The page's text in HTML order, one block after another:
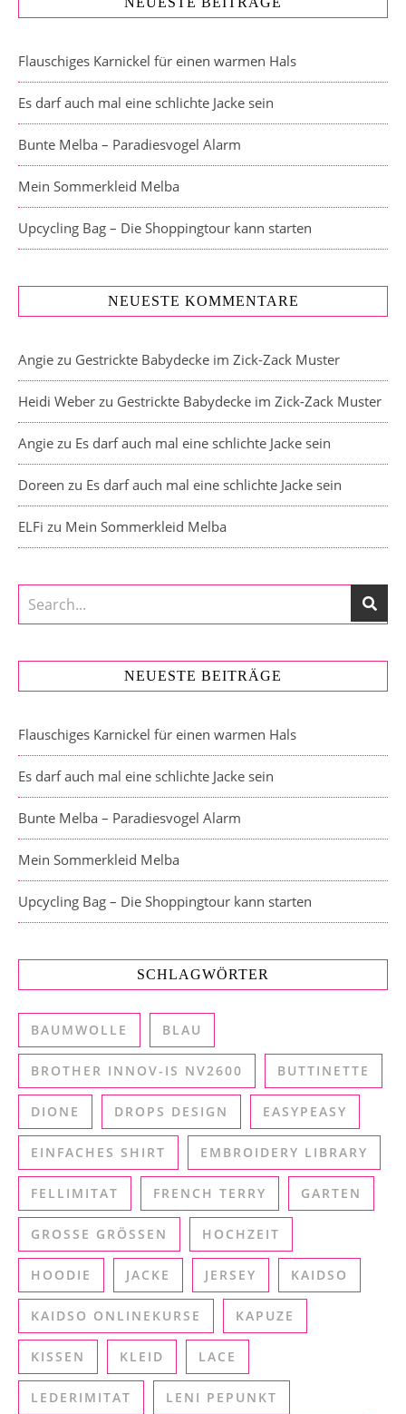
Flauschiges Karnickel für einen warmen Hals
Es darf auch mal eine schlichte Jacke sein
Bunte Melba – Paradiesvogel Alarm
Mein Sommerkleid Melba
Upcycling Bag – Die Shoppingtour kann starten
NEUESTE KOMMENTARE
Angie zu Gestrickte Babydecke im Zick-Zack Muster
Heidi Weber zu Gestrickte Babydecke im Zick-Zack Muster
Angie zu Es darf auch mal eine schlichte Jacke sein
Doreen zu Es darf auch mal eine schlichte Jacke sein
ELFi zu Mein Sommerkleid Melba
NEUESTE BEITRÄGE
Flauschiges Karnickel für einen warmen Hals
Es darf auch mal eine schlichte Jacke sein
Bunte Melba – Paradiesvogel Alarm
Mein Sommerkleid Melba
Upcycling Bag – Die Shoppingtour kann starten
SCHLAGWÖRTER
BAUMWOLLE BLAU
BROTHER INNOV-IS NV2600 BUTTINETTE
DIONE DROPS DESIGN EASYPEASY
EINFACHES SHIRT EMBROIDERY LIBRARY
FELLIMITAT FRENCH TERRY GARTEN
GROSSE GRÖSSEN HOCHZEIT
HOODIE JACKE JERSEY KAIDSO
KAIDSO ONLINEKURSE KAPUZE
KISSEN KLEID LACE
LEDERIMITAT LENI PEPUNKT